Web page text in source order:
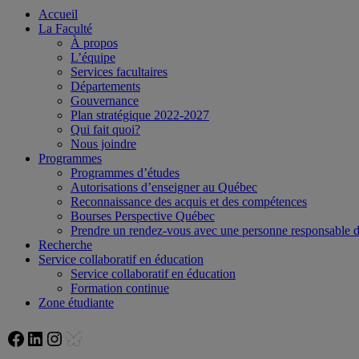
Accueil
La Faculté
À propos
L’équipe
Services facultaires
Départements
Gouvernance
Plan stratégique 2022-2027
Qui fait quoi?
Nous joindre
Programmes
Programmes d’études
Autorisations d’enseigner au Québec
Reconnaissance des acquis et des compétences
Bourses Perspective Québec
Prendre un rendez-vous avec une personne responsable
Recherche
Service collaboratif en éducation
Service collaboratif en éducation
Formation continue
Zone étudiante
Facebook
LinkedIn
Instagram
Bluesky